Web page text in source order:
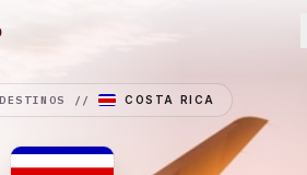
DESTINOS // COSTA RICA